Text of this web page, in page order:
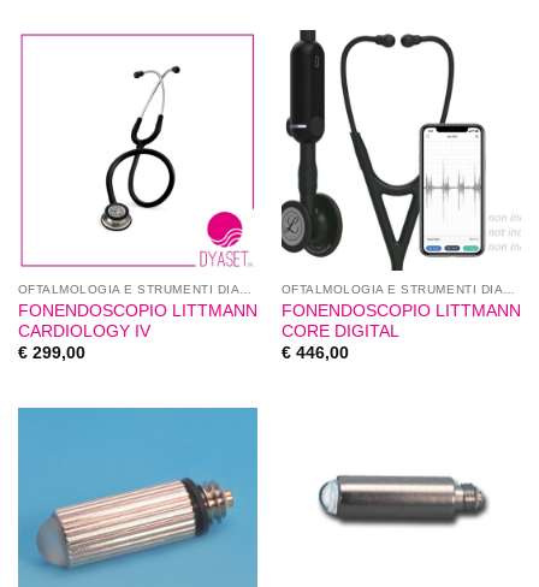
FONENDOSCOPIO LITTMANN
CARDIOLOGY IV
€299,00
FONENDOSCOPIO LITTMANN
CORE DIGITAL
€446,00